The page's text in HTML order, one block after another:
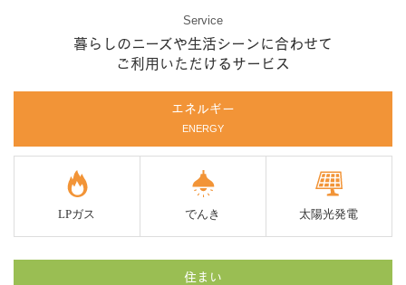
Service
暮らしのニーズや生活シーンに合わせて
ご利用いただけるサービス
エネルギー
ENERGY
LPガス でんき 太陽光発電
住まい